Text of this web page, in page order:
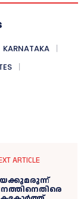
KARNATAKA
ARTICLE